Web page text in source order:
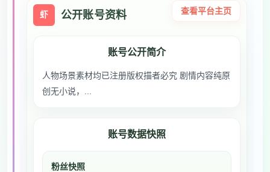
虾 公开账号资料 查看平台主页
账号公开简介
人物场景素材均已注册版权描者必究 剧情内容纯原
创无小说，...
账号数据快照
粉丝快照